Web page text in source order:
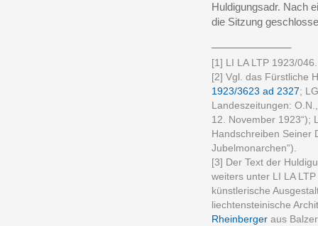
Huldigungsadr. Nach
die Sitzung
[1] LI LA LTP 1923/046.
[2] Vgl. das Fürstliche
1923/3623 ad 2327;
Landeszeitungen:
12. November 1923“);
Handschreiben Seiner
Jubelmonarchen“).
[3] Der Text der
weiters unter LI LA
künstlerische
liechtensteinische
Rheinberger aus